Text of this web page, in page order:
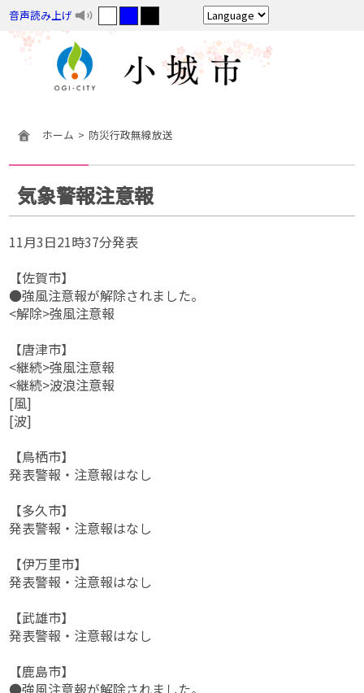
音声読み上げ
ホーム 防災行政無線放送
気象警報注意報
11月3日21時37分発表
【佐賀市】
●強風注意報が解除されました。
<解除>強風注意報
【唐津市】
<継続>強風注意報
<継続>波浪注意報
[風]
[波]
【鳥栖市】
発表警報・注意報はなし
【多久市】
発表警報・注意報はなし
【伊万里市】
発表警報・注意報はなし
【武雄市】
発表警報・注意報はなし
【鹿島市】
●強風注意報が解除されました。